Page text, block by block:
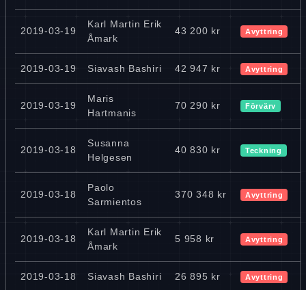
2019-03-19
Karl Martin Erik
Åmark
43 200 kr Avyttring
2019-03-19 Siavash Bashiri 42 947 kr Avyttring
2019-03-19
Maris
Hartmanis
70 290 kr Förvärv
2019-03-18
Susanna
Helgesen
40 830 kr Teckning
2019-03-18
Paolo
Sarmientos
370 348 kr Avyttring
2019-03-18
Karl Martin Erik
Åmark
5 958 kr Avyttring
2019-03-18 Siavash Bashiri 26 895 kr Avyttring